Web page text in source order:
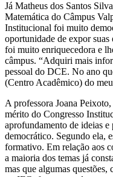
Já Matheus dos Santos
Matemática do Câmpus
Institucional foi muito
oportunidade de expor
foi muito enriquecedora e
câmpus. “Adquiri mais
pessoal do DCE. No ano
(Centro Acadêmico) do
A professora Joana
mérito do Congresso
aprofundamento de ideias
democrático. Segundo ela,
formativo. Em relação aos
a maioria dos temas já
mas que algumas questões,